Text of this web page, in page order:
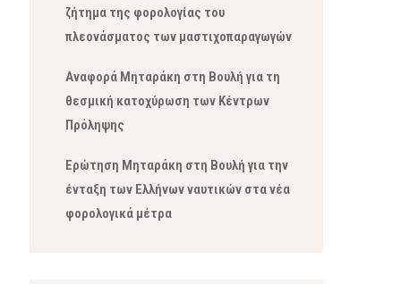
ζήτημα της φορολογίας του
πλεονάσματος των μαστιχοπαραγωγών
Αναφορά Μηταράκη στη Βουλή για τη
θεσμική κατοχύρωση των Κέντρων
Πρόληψης
Ερώτηση Μηταράκη στη Βουλή για την
ένταξη των Ελλήνων ναυτικών στα νέα
φορολογικά μέτρα